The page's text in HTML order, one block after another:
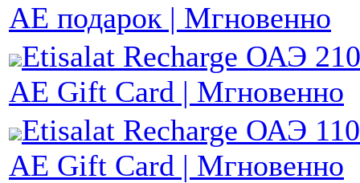
AE подарок | Мгновенно
Etisalat Recharge ОАЭ
AE Gift Card | Мгновенно
Etisalat Recharge ОАЭ
AE Gift Card | Мгновенно